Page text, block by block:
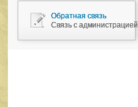
Обратная связь
Связь с администрацией